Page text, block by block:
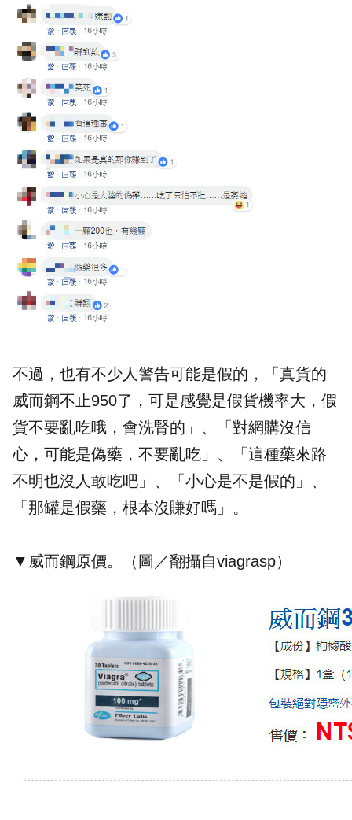
不過，也有不少人警告可能是假的，「真貨的
威而鋼不止950了，可是感覺是假貨機率大，假
貨不要亂吃哦，會洗腎的」、「對網購沒信
心，可能是偽藥，不要亂吃」、「這種藥來路
不明也沒人敢吃吧」、「小心是不是假的」、
「那罐是假藥，根本沒賺好嗎」。
▼威而鋼原價。（圖／翻攝自viagrasp）